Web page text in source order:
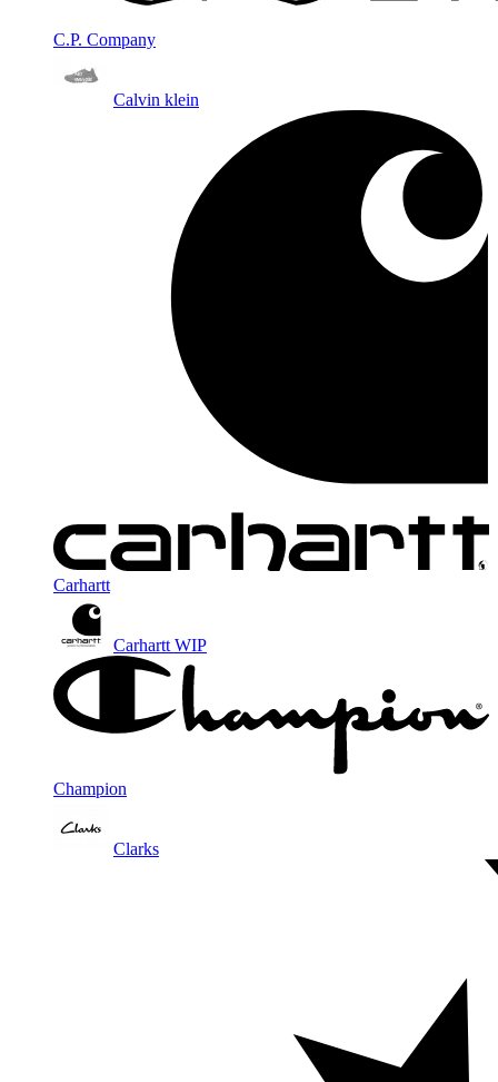
C.P. Company
Calvin klein
Carhartt
Carhartt WIP
Champion
Clarks